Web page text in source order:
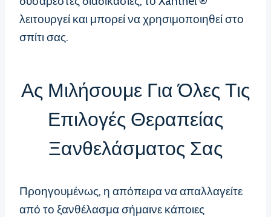
λειτουργεί και μπορεί να χρησιμοποιηθεί στο
σπίτι σας.
Ας Μιλήσουμε Για Όλες Τις
Επιλογές Θεραπείας
Ξανθελάσματος Σας
Προηγουμένως, η απόπειρα να απαλλαγείτε
από το ξανθέλασμα σήμαινε κάποιες